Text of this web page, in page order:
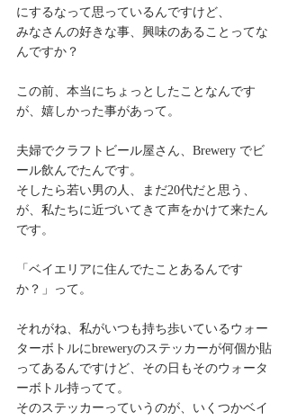
にするなって思っているんですけど、
みなさんの好きな事、興味のあることってな
んですか？
この前、本当にちょっとしたことなんです
が、嬉しかった事があって。
夫婦でクラフトビール屋さん、Brewery でビ
ール飲んでたんです。
そしたら若い男の人、まだ20代だと思う、
が、私たちに近づいてきて声をかけて来たん
です。
「ベイエリアに住んでたことあるんです
か？」って。
それがね、私がいつも持ち歩いているウォー
ターボトルにbreweryのステッカーが何個か貼
ってあるんですけど、その日もそのウォータ
ーボトル持ってて。
そのステッカーっていうのが、いくつかベイ